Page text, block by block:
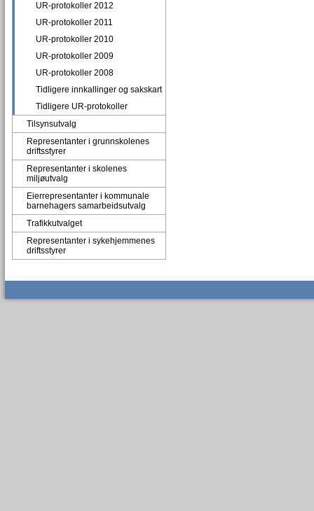
UR-protokoller 2012
UR-protokoller 2011
UR-protokoller 2010
UR-protokoller 2009
UR-protokoller 2008
Tidligere innkallinger og sakskart
Tidligere UR-protokoller
Tilsynsutvalg
Representanter i grunnskolenes
driftsstyrer
Representanter i skolenes
miljøutvalg
Eierrepresentanter i kommunale
barnehagers samarbeidsutvalg
Trafikkutvalget
Representanter i sykehjemmenes
driftsstyrer